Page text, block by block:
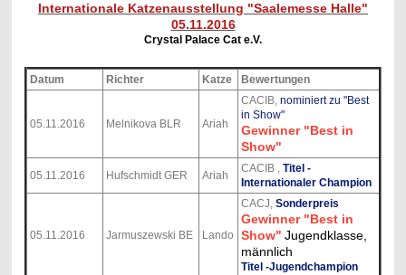
Internationale Katzenausstellung "Saalemesse Halle"
05.11.2016
Crystal Palace Cat e.V.
Datum Richter Katze Bewertungen
05.11.2016 Melnikova BLR Ariah
CACIB, nominiert zu "Best
in Show"
Gewinner "Best in
Show"
05.11.2016 Hufschmidt GER Ariah
CACIB , Titel -
Internationaler Champion
05.11.2016 Jarmuszewski BE Lando
CACJ, Sonderpreis
Gewinner "Best in
Show" Jugendklasse,
männlich
Titel -Jugendchampion